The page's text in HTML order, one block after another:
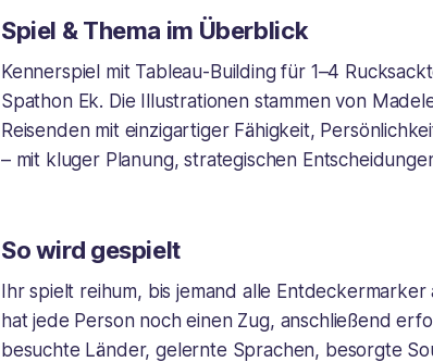
Spiel & Thema im Überblick
Kennerspiel mit Tableau-Building für 1–4
Spathon Ek. Die Illustrationen stammen von
Reisenden mit einzigartiger Fähigkeit,
– mit kluger Planung, strategischen
So wird gespielt
Ihr spielt reihum, bis jemand alle
hat jede Person noch einen Zug, anschließend
besuchte Länder, gelernte Sprachen, besorgte